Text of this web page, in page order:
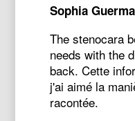
Sophia
The stenocara
needs with the
back. Cette
j'ai aimé la
racontée.